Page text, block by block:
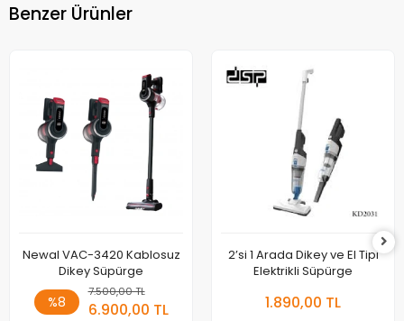
Benzer Ürünler
Newal VAC-3420 Kablosuz
Dikey Süpürge
%8
7.500,00 TL
6.900,00 TL
2’si 1 Arada Dikey ve El Tipi
Elektrikli Süpürge
1.890,00 TL